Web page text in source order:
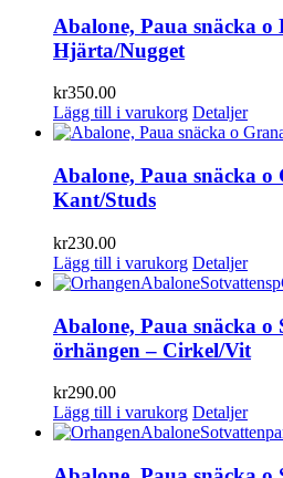
Abalone, Paua snäcka
Hjärta/Nugget
kr350.00
Lägg till i varukorg Detaljer
Abalone, Paua snäcka
Kant/Studs
kr230.00
Lägg till i varukorg Detaljer
Abalone, Paua snäcka
örhängen – Cirkel/Vit
kr290.00
Lägg till i varukorg Detaljer